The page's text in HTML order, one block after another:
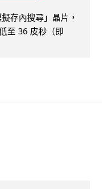
存內搜尋」晶片，
至 36 皮秒（即